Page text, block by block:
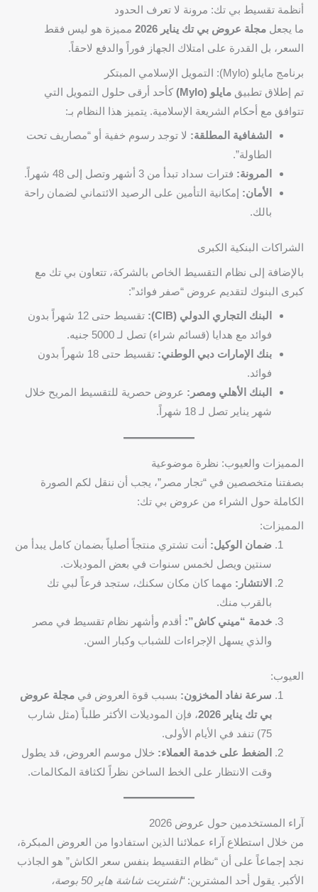
أنظمة تقسيط بي تك: مرونة لا تعرف الحدود
ما يجعل مجلة عروض بي تك يناير 2026
مميزة هو ليس فقط
السعر، بل القدرة على امتلاك الجهاز فوراً والدفع لاحقاً.
برنامج مايلو (Mylo): التمويل الإسلامي المبتكر
تم إطلاق تطبيق مايلو (Mylo)
كأحد أرقى حلول التمويل التي
تتوافق مع أحكام الشريعة الإسلامية. يتميز هذا النظام بـ:
الشفافية المطلقة: لا توجد رسوم خفية أو “مصاريف تحت
الطاولة”.
المرونة: فترات سداد تبدأ من 3 أشهر وتصل إلى 48 شهراً.
الأمان: إمكانية التأمين على الرصيد الائتماني لضمان راحة
بالك.
الشراكات البنكية الكبرى
بالإضافة إلى نظام التقسيط الخاص بالشركة، تتعاون بي تك مع
كبرى البنوك لتقديم عروض “صفر فوائد”:
البنك التجاري الدولي (CIB):
تقسيط حتى 12 شهراً بدون
فوائد مع هدايا (قسائم شراء) تصل لـ 5000 جنيه.
بنك الإمارات دبي الوطني:
تقسيط حتى 18 شهراً بدون
فوائد.
البنك الأهلي ومصر: عروض حصرية للتقسيط المريح خلال
شهر يناير تصل لـ 18 شهراً.
المميزات والعيوب: نظرة موضوعية
بصفتنا متخصصين في “تجار مصر”، يجب أن ننقل لكم الصورة
الكاملة حول الشراء من عروض بي تك:
المميزات:
ضمان الوكيل: أنت تشتري منتجاً أصلياً بضمان كامل يبدأ من
سنتين ويصل لخمس سنوات في بعض الموديلات.
الانتشار: مهما كان مكان سكنك، ستجد فرعاً لبي تك
بالقرب منك.
خدمة “ميني كاش”: أقدم وأشهر نظام تقسيط في مصر
والذي يسهل الإجراءات للشباب وكبار السن.
العيوب:
سرعة نفاد المخزون: بسبب قوة العروض في مجلة عروض
بي تك يناير 2026
، فإن الموديلات الأكثر طلباً (مثل شارب
75) تنفد في الأيام الأولى.
الضغط على خدمة العملاء: خلال موسم العروض، قد يطول
وقت الانتظار على الخط الساخن نظراً لكثافة المكالمات.
آراء المستخدمين حول عروض 2026
من خلال استطلاع آراء عملائنا الذين استفادوا من العروض المبكرة،
نجد إجماعاً على أن “نظام التقسيط بنفس سعر الكاش” هو الجاذب
الأكبر. يقول أحد المشترين:
“اشتريت شاشة هاير 50 بوصة،